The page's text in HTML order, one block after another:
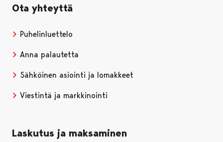
Ota yhteyttä
Puhelinluettelo
Anna palautetta
Sähköinen asiointi ja lomakkeet
Viestintä ja markkinointi
Laskutus ja maksaminen